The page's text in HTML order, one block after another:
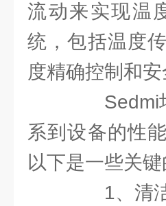
流动来实现温
统，包括温度
度精确控制和安
Sedmi培
系到设备的性
以下是一些关
1、清洁